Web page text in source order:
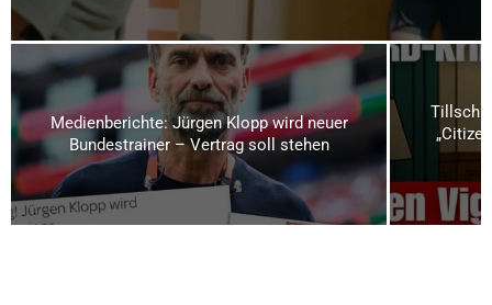
Medienberichte: Jürgen Klopp wird neuer
Bundestrainer – Vertrag soll stehen